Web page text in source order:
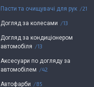
Пасти та очищувачі для рук 21
Догляд за колесами 13
Догляд за кондиціонером
автомобіля
13
Аксесуари по догляду за
автомобілем
42
Автофарби 85